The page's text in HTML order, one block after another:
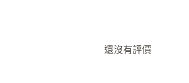
還沒有評價